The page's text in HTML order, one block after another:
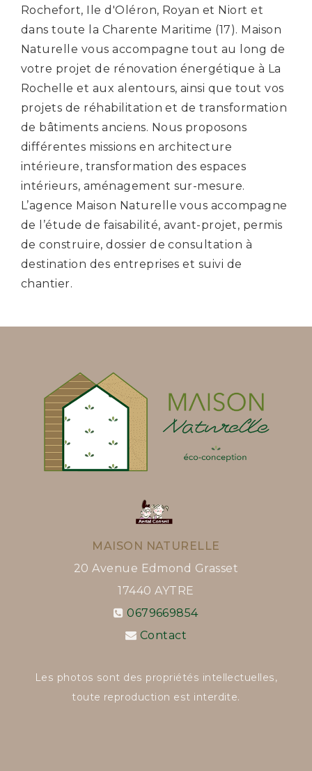
Rochefort, Ile d'Oléron, Royan et Niort et
dans toute la Charente Maritime (17). Maison
Naturelle vous accompagne tout au long de
votre projet de rénovation énergétique à La
Rochelle et aux alentours, ainsi que tout vos
projets de réhabilitation et de transformation
de bâtiments anciens. Nous proposons
différentes missions en architecture
intérieure, transformation des espaces
intérieurs, aménagement sur-mesure.
L’agence Maison Naturelle vous accompagne
de l’étude de faisabilité, avant-projet, permis
de construire, dossier de consultation à
destination des entreprises et suivi de
chantier.
MAISON NATURELLE
20 Avenue Edmond Grasset
17440 AYTRE
0679669854
Contact
Les photos sont des propriétés intellectuelles,
toute reproduction est interdite.